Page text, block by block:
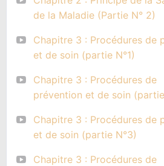
de la Maladie (Partie N° 2)
Chapitre 3 : Procédures de
et de soin (partie N°1)
Chapitre 3 : Procédures de
prévention et de soin
Chapitre 3 : Procédures de
et de soin (partie N°3)
Chapitre 3 : Procédures de